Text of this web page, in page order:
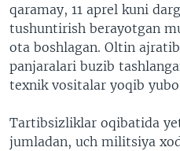
qaramay, 11 aprel kuni
tushuntirish berayotgan
ota boshlagan. Oltin
panjaralari buzib
texnik vositalar yoqib
Tartibsizliklar oqibatida
jumladan, uch militsiya